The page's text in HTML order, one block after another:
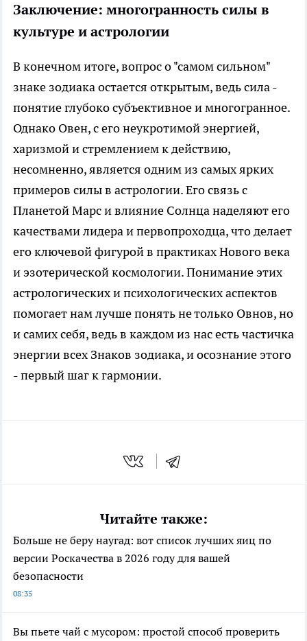
Заключение: многогранность силы в
культуре и астрологии
В конечном итоге, вопрос о "самом сильном"
знаке зодиака остается открытым, ведь сила -
понятие глубоко субъективное и многогранное.
Однако Овен, с его неукротимой энергией,
харизмой и стремлением к действию,
несомненно, является одним из самых ярких
примеров силы в астрологии. Его связь с
Планетой Марс и влияние Солнца наделяют его
качествами лидера и первопроходца, что делает
его ключевой фигурой в практиках Нового века
и эзотерической космологии. Понимание этих
астрологических и психологических аспектов
помогает нам лучше понять не только Овнов, но
и самих себя, ведь в каждом из нас есть частичка
энергии всех Знаков зодиака, и осознание этого
- первый шаг к гармонии.
Читайте также:
Больше не беру наугад: вот список лучших яиц по
версии Роскачества в 2026 году для вашей
безопасности
08:35
Вы пьете чай с мусором: простой способ проверить